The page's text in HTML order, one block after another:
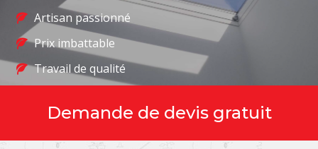
Artisan passionné
Prix imbattable
Travail de qualité
Demande de devis gratuit